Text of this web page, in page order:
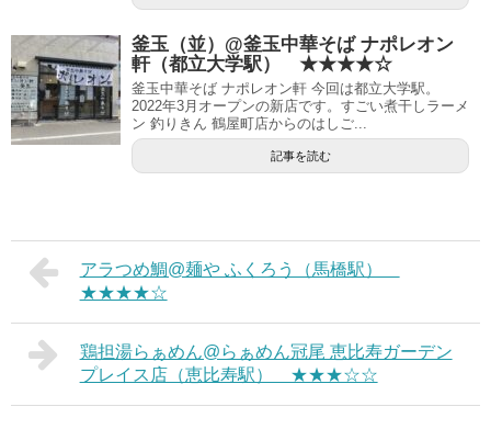
釜玉（並）@釜玉中華そば ナポレオン
軒（都立大学駅） ★★★★☆
釜玉中華そば ナポレオン軒 今回は都立大学駅。
2022年3月オープンの新店です。すごい煮干しラーメ
ン 釣りきん 鶴屋町店からのはしご...
記事を読む
アラつめ鯛@麺や ふくろう（馬橋駅）
★★★★☆
鶏担湯らぁめん@らぁめん冠尾 恵比寿ガーデン
プレイス店（恵比寿駅） ★★★☆☆